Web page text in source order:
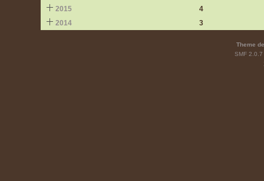
2015
4
2014
3
Theme
SMF 2.0.7